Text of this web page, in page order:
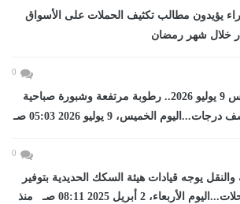
القراء يؤيدون مطالب تكثيف الحملات على الأسواق
خلال شهر رمضان
0
طقس الخميس 9 يوليو 2026.. رطوبة مرتفعة وشبورة صباحية
الخميس، 9 يوليو 2026 05:03 صـ
0
والنقل يوجه قيادات هيئة السكك الحديدية بتوفير
أماكن في رحلات...اليوم الأربعاء، 2 أبريل 2025 08:11 صـ منذ